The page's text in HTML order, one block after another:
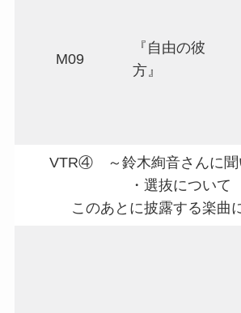
M09
『自由の彼
方』
VTR④ ～鈴木絢音さんに聞
・選抜について
このあとに披露する楽曲